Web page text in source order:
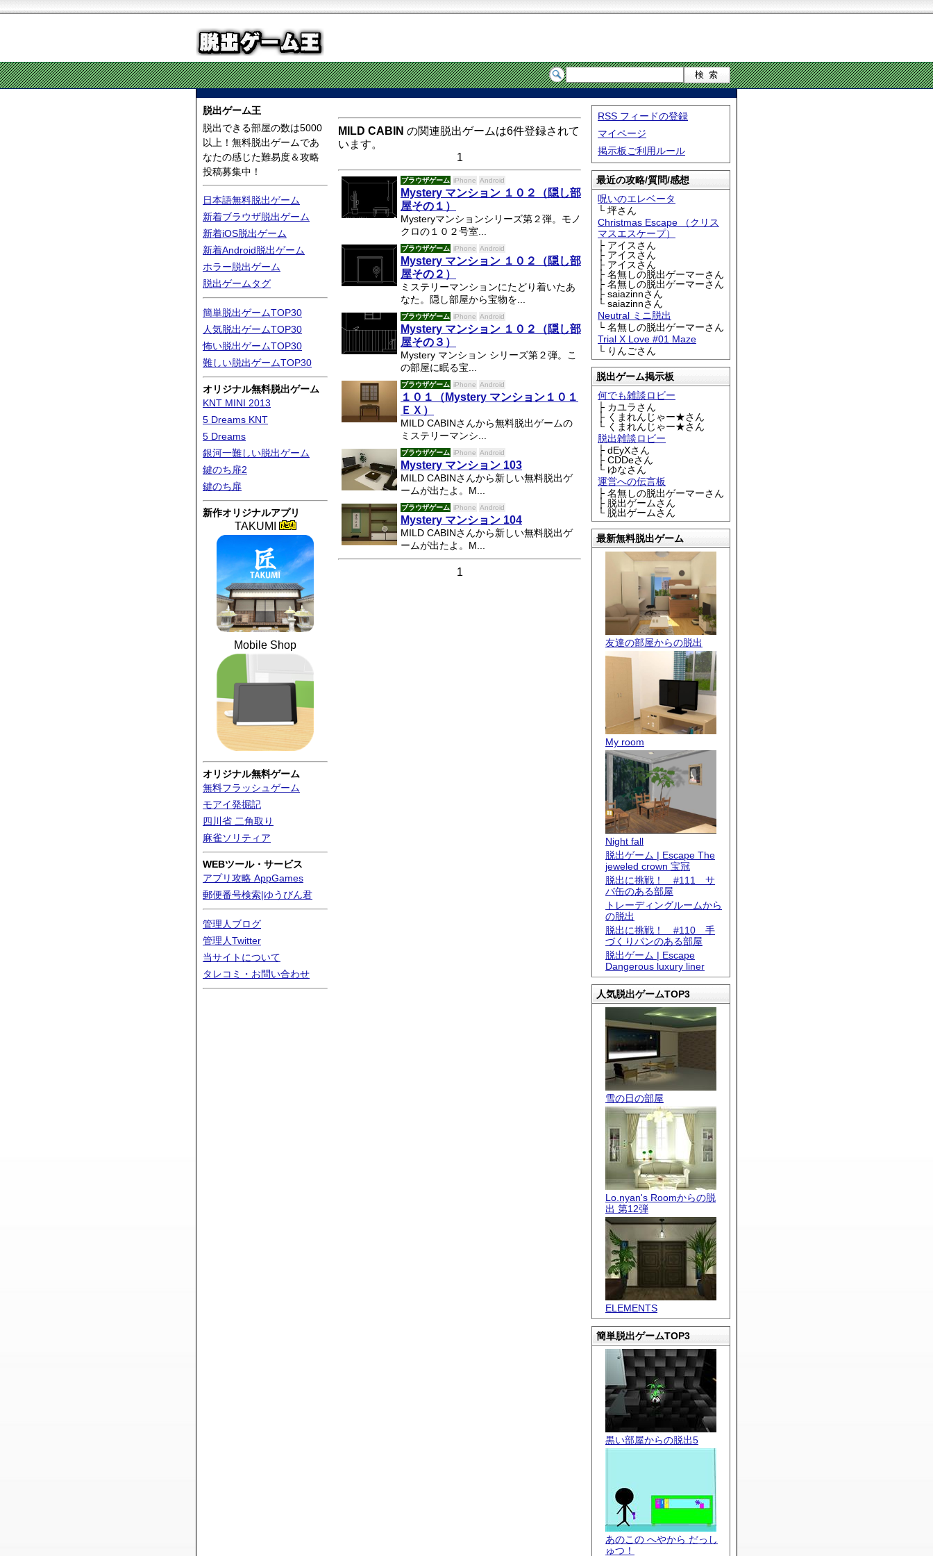
脱出ゲーム王
脱出できる部屋の数は5000
以上！無料脱出ゲームであ
なたの感じた難易度＆攻略
投稿募集中！
日本語無料脱出ゲーム
新着ブラウザ脱出ゲーム
新着iOS脱出ゲーム
新着Android脱出ゲーム
ホラー脱出ゲーム
脱出ゲームタグ
簡単脱出ゲームTOP30
人気脱出ゲームTOP30
怖い脱出ゲームTOP30
難しい脱出ゲームTOP30
オリジナル無料脱出ゲーム
KNT MINI 2013
5 Dreams KNT
5 Dreams
銀河一難しい脱出ゲーム
鍵のち扉2
鍵のち扉
新作オリジナルアプリ
TAKUMI
Mobile Shop
オリジナル無料ゲーム
無料フラッシュゲーム
モアイ発掘記
四川省 二角取り
麻雀ソリティア
WEBツール・サービス
アプリ攻略 AppGames
郵便番号検索|ゆうびん君
管理人ブログ
管理人Twitter
当サイトについて
タレコミ・お問い合わせ
RSS フィードの登録
マイページ
掲示板ご利用ルール
最近の攻略/質問/感想
呪いのエレベータ
└ 坪さん
Christmas Escape （クリス
マスエスケープ）
├ アイスさん
├ アイスさん
├ アイスさん
├ 名無しの脱出ゲーマーさん
├ 名無しの脱出ゲーマーさん
├ saiazinnさん
└ saiazinnさん
Neutral ミニ脱出
└ 名無しの脱出ゲーマーさん
Trial X Love #01 Maze
└ りんごさん
脱出ゲーム掲示板
何でも雑談ロビー
├ カユラさん
├ くまれんじゃー★さん
└ くまれんじゃー★さん
脱出雑談ロビー
├ dEyXさん
├ CDDeさん
└ ゆなさん
運営への伝言板
├ 名無しの脱出ゲーマーさん
├ 脱出ゲームさん
└ 脱出ゲームさん
最新無料脱出ゲーム
友達の部屋からの脱出
My room
Night fall
脱出ゲーム | Escape The
jeweled crown 宝冠
脱出に挑戦！ #111 サ
バ缶のある部屋
トレーディングルームから
の脱出
脱出に挑戦！ #110 手
づくりパンのある部屋
脱出ゲーム | Escape
Dangerous luxury liner
人気脱出ゲームTOP3
雪の日の部屋
Lo.nyan's Roomからの脱
出 第12弾
ELEMENTS
簡単脱出ゲームTOP3
黒い部屋からの脱出5
あのこの へやから だっし
ゅつ！
MILD CABIN の関連脱出ゲームは6件登録されて
います。
1
ブラウザゲーム iPhone Android
Mystery マンション １０２（隠し部
屋その１）
Mysteryマンションシリーズ第２弾。モノ
クロの１０２号室...
ブラウザゲーム iPhone Android
Mystery マンション １０２（隠し部
屋その２）
ミステリーマンションにたどり着いたあ
なた。隠し部屋から宝物を...
ブラウザゲーム iPhone Android
Mystery マンション １０２（隠し部
屋その３）
Mystery マンション シリーズ第２弾。こ
の部屋に眠る宝...
ブラウザゲーム iPhone Android
１０１（Mystery マンション１０１
ＥＸ）
MILD CABINさんから無料脱出ゲームの
ミステリーマンシ...
ブラウザゲーム iPhone Android
Mystery マンション 103
MILD CABINさんから新しい無料脱出ゲ
ームが出たよ。M...
ブラウザゲーム iPhone Android
Mystery マンション 104
MILD CABINさんから新しい無料脱出ゲ
ームが出たよ。M...
1